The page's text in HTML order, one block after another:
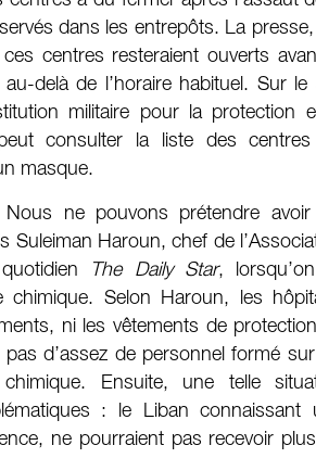
dans les entrepôts. La
centres resteraient ouverts
delà de l’horaire habituel. Sur le
militaire pour la protection
consulter la liste des
masque.
ne pouvons prétendre avoir
Suleiman Haroun, chef de
The Daily Star,
Selon Haroun, les
ni les vêtements de
d’assez de personnel formé
Ensuite, une telle
: le Liban connaissant
ne pourraient pas recevoir